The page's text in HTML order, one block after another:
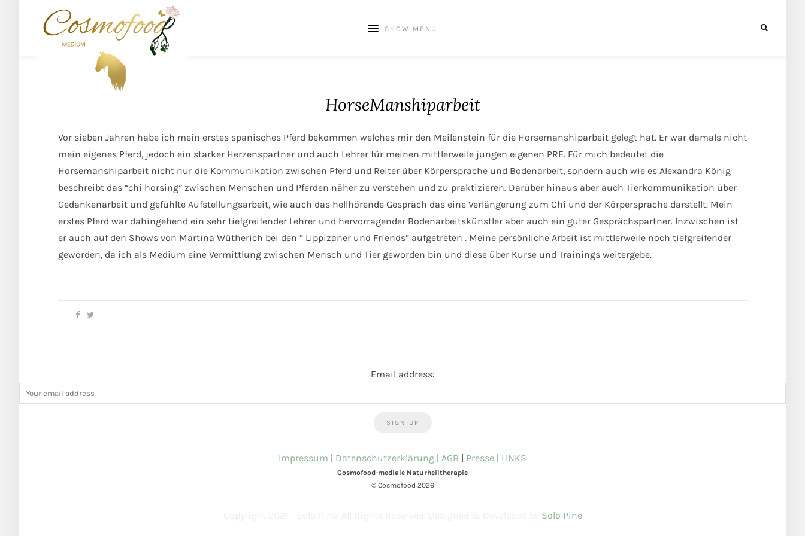
SHOW MENU
HorseManshiparbeit
Vor sieben Jahren habe ich mein erstes spanisches Pferd bekommen welches mir den Meilenstein für die Horsemanshiparbeit gelegt hat. Er war damals nicht
mein eigenes Pferd, jedoch ein starker Herzenspartner und auch Lehrer für meinen mittlerweile jungen eigenen PRE. Für mich bedeutet die
Horsemanshiparbeit nicht nur die Kommunikation zwischen Pferd und Reiter über Körpersprache und Bodenarbeit, sondern auch wie es Alexandra König
beschreibt das “chi horsing” zwischen Menschen und Pferden näher zu verstehen und zu praktizieren. Darüber hinaus aber auch Tierkommunikation über
Gedankenarbeit und gefühlte Aufstellungsarbeit, wie auch das hellhörende Gespräch das eine Verlängerung zum Chi und der Körpersprache darstellt. Mein
erstes Pferd war dahingehend ein sehr tiefgreifender Lehrer und hervorragender Bodenarbeitskünstler aber auch ein guter Gesprächspartner. Inzwischen ist
er auch auf den Shows von Martina Wütherich bei den ” Lippizaner und Friends” aufgetreten . Meine persönliche Arbeit ist mittlerweile noch tiefgreifender
geworden, da ich als Medium eine Vermittlung zwischen Mensch und Tier geworden bin und diese über Kurse und Trainings weitergebe.
Email address:
Impressum | Datenschutzerklärung | AGB | Presse | LINKS
Cosmofood-mediale Naturheiltherapie
© Cosmofood 2026
Solo Pine